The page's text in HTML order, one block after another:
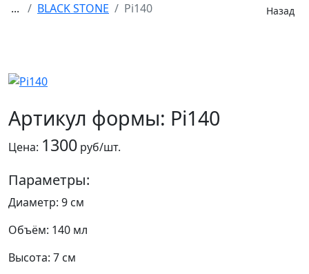
... BLACK STONE Pi140 Назад
Артикул формы: Pi140
Цена: 1300 руб/шт.
Параметры:
Диаметр: 9 см
Объём: 140 мл
Высота: 7 см